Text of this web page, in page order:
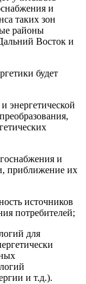
и
таких зон
районы
Восток и
будет
энергетической
и
приближение их
источников
потребителей;
для
и т.д.).